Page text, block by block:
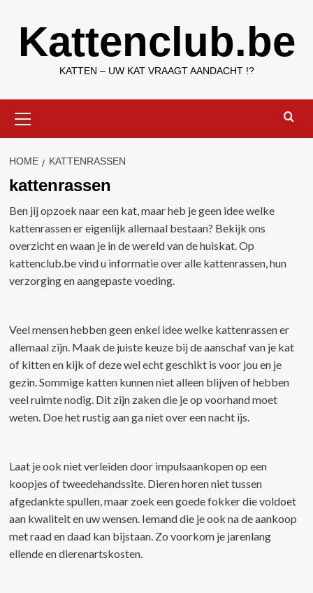
inhoudKattenclub.be
KATTEN – UW KAT VRAAGT AANDACHT !?
menu
HOME KATTENRASSEN
kattenrassen
Ben jij opzoek naar een kat, maar heb je geen idee welke
kattenrassen er eigenlijk allemaal bestaan? Bekijk ons
overzicht en waan je in de wereld van de huiskat. Op
kattenclub.be vind u informatie over alle kattenrassen, hun
verzorging en aangepaste voeding.
Veel mensen hebben geen enkel idee welke kattenrassen er
allemaal zijn. Maak de juiste keuze bij de aanschaf van je kat
of kitten en kijk of deze wel echt geschikt is voor jou en je
gezin. Sommige katten kunnen niet alleen blijven of hebben
veel ruimte nodig. Dit zijn zaken die je op voorhand moet
weten. Doe het rustig aan ga niet over een nacht ijs.
Laat je ook niet verleiden door impulsaankopen op een
koopjes of tweedehandssite. Dieren horen niet tussen
afgedankte spullen, maar zoek een goede fokker die voldoet
aan kwaliteit en uw wensen. Iemand die je ook na de aankoop
met raad en daad kan bijstaan. Zo voorkom je jarenlang
ellende en dierenartskosten.